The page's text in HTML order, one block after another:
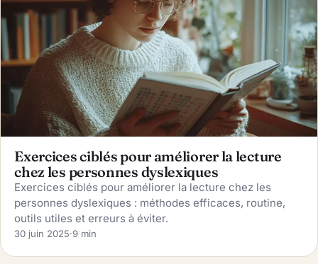
Exercices ciblés pour améliorer la lecture
chez les personnes dyslexiques
Exercices ciblés pour améliorer la lecture chez les
personnes dyslexiques : méthodes efficaces, routine,
outils utiles et erreurs à éviter.
30 juin 2025·9 min